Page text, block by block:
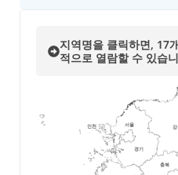
지역명을 클릭하면, 17
적으로 열람할 수 있습